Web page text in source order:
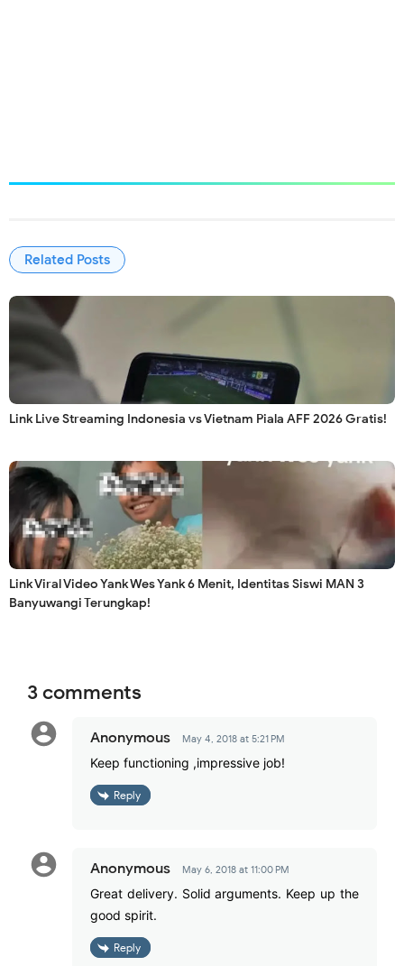
Related Posts
Link Live Streaming Indonesia vs Vietnam Piala AFF 2026 Gratis!
Link Viral Video Yank Wes Yank 6 Menit, Identitas Siswi MAN 3
Banyuwangi Terungkap!
3 comments
Anonymous May 4, 2018 at 5:21 PM
Keep functioning ,impressive job!
Reply
Anonymous May 6, 2018 at 11:00 PM
Great delivery. Solid arguments. Keep up the
good spirit.
Reply